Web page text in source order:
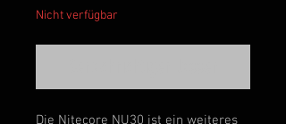
Nicht verfügbar
Die Nitecore NU30 ist ein weiteres